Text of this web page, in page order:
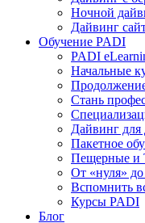
Ночной
Дайвинг
Обучение PADI
PADI
Начальные
Стань
Дайвинг для
Пакетное
Пещерные и
От «нуля»
Вспомнить
Курсы PADI
Блог